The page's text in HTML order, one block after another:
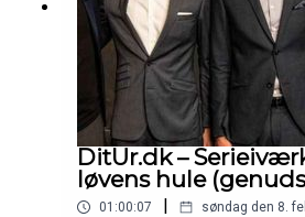
DitUr.dk –
løvens hule
01:00:07 søndag den 8.